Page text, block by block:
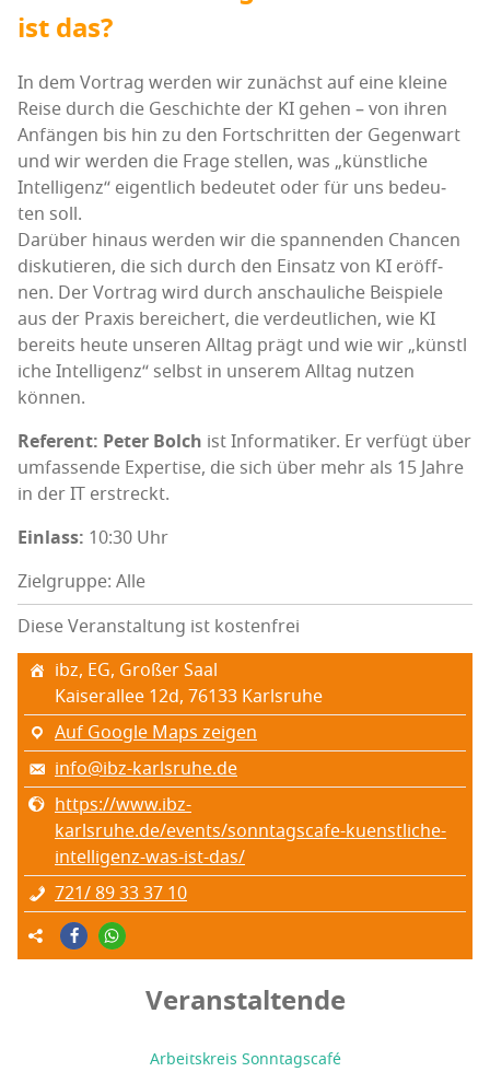
ist das?
In dem Vor­trag wer­den wir zunächst auf eine klei­ne
Rei­se durch die Geschich­te der KI gehen – von ihren
Anfän­gen bis hin zu den Fort­schrit­ten der Gegen­wart
und wir wer­den die Fra­ge stel­len, was „künst­li­che
Intel­li­genz“ eigent­lich bedeu­tet oder für uns bedeu­
ten soll.
Dar­über hin­aus wer­den wir die span­nen­den Chan­cen
dis­ku­tie­ren, die sich durch den Ein­satz von KI eröff­
nen. Der Vor­trag wird durch anschau­li­che Bei­spie­le
aus der Pra­xis berei­chert, die ver­deut­li­chen, wie KI
bereits heu­te unse­ren All­tag prägt und wie wir „künst­l
i­che Intel­li­genz“ selbst in unse­rem All­tag nut­zen
können.
Refe­rent: Peter Bolch ist Infor­ma­ti­ker. Er ver­fügt über
umfas­sen­de Exper­ti­se, die sich über mehr als 15 Jah­re
in der IT erstreckt.
Ein­lass: 10:30 Uhr
Zielgruppe: Alle
Diese Veranstaltung ist kostenfrei
ibz, EG, Gro­ßer Saal
Kai­ser­al­lee 12d, 76133 Karls­ru­he
Auf Google Maps zeigen
info@ibz-karlsruhe.de
https://www.ibz-
karlsruhe.de/events/sonntagscafe-kuenstliche-
intelligenz-was-ist-das/
721/ 89 33 37 10
Veranstaltende
Arbeitskreis Sonntagscafé